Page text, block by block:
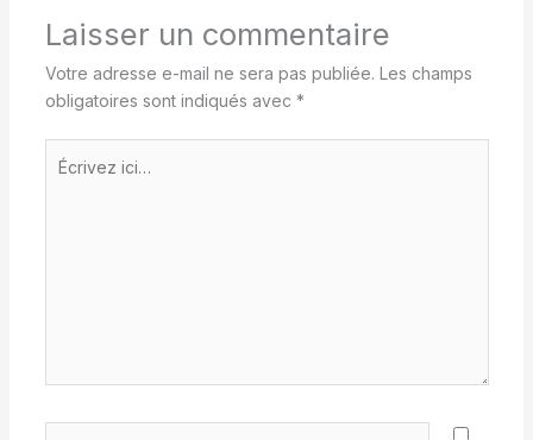
Laisser un commentaire
Votre adresse e-mail ne sera pas publiée. Les champs
obligatoires sont indiqués avec *
Écrivez
ici…